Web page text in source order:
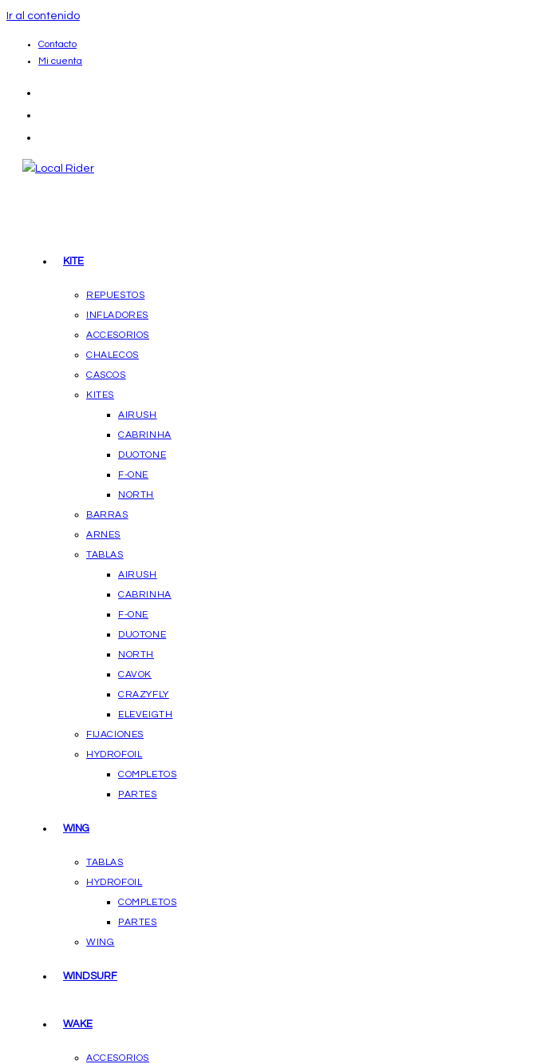
Ir al contenido
Contacto
Mi cuenta
KITE
REPUESTOS
INFLADORES
ACCESORIOS
CHALECOS
CASCOS
KITES
AIRUSH
CABRINHA
DUOTONE
F-ONE
NORTH
BARRAS
ARNES
TABLAS
AIRUSH
CABRINHA
F-ONE
DUOTONE
NORTH
CAVOK
CRAZYFLY
ELEVEIGTH
FIJACIONES
HYDROFOIL
COMPLETOS
PARTES
WING
TABLAS
HYDROFOIL
COMPLETOS
PARTES
WING
WINDSURF
WAKE
ACCESORIOS